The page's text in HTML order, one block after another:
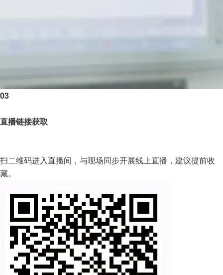
03
直播链接获取
扫二维码进入直播间，与现场同步开展线上直播，建议提前收
藏。